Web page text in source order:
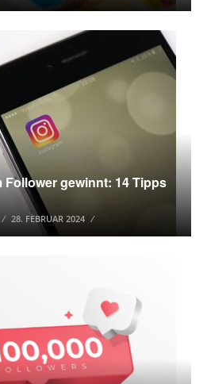
Follower gewinnt: 14 Tipps
28. FEBRUAR 2024